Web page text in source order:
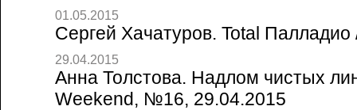
01.05.2015
Сергей Хачатуров. Total Палладио
29.04.2015
Анна Толстова. Надлом чистых
Weekend, №16, 29.04.2015